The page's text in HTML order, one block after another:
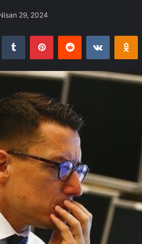
29, 2024
Tumblr PinterestReddit